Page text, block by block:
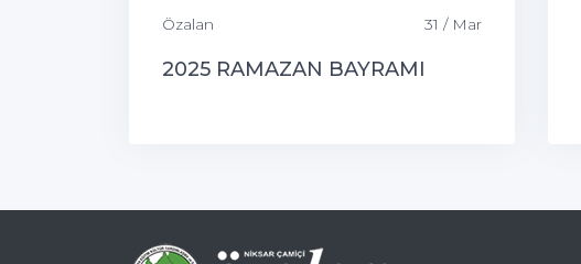
Özalan 31 / Mar
2025 RAMAZAN BAYRAMI